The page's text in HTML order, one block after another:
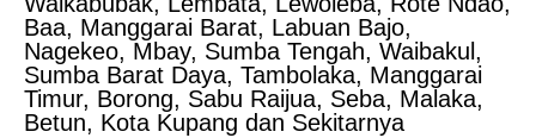
Baa, Manggarai Barat, Labuan Bajo,
Nagekeo, Mbay, Sumba Tengah, Waibakul,
Sumba Barat Daya, Tambolaka, Manggarai
Timur, Borong, Sabu Raijua, Seba, Malaka,
Betun, Kota Kupang dan Sekitarnya